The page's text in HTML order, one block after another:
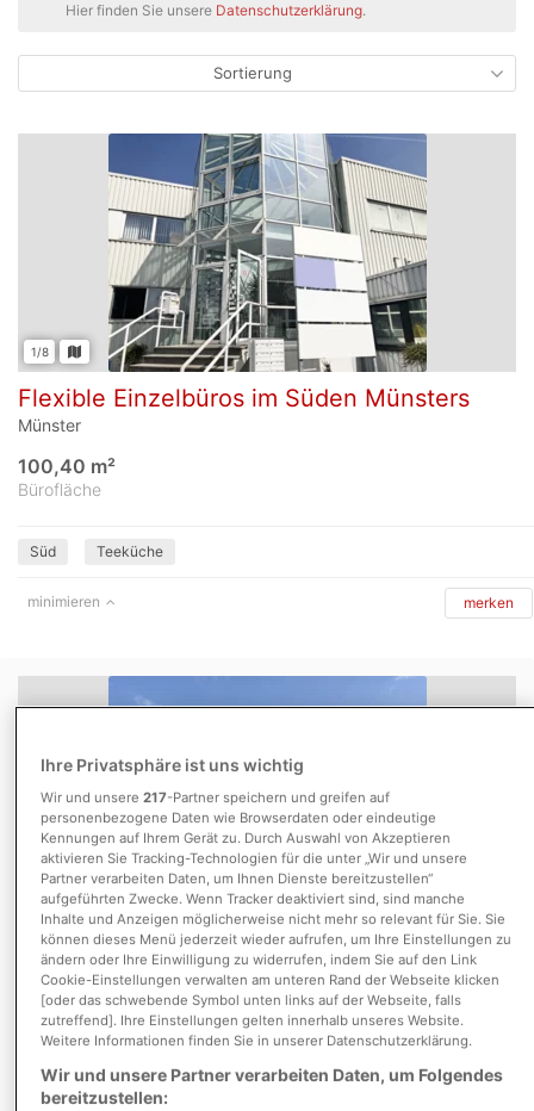
Hier finden Sie unsere Datenschutzerklärung.
Sortierung
1/8
Flexible Einzelbüros im Süden Münsters
Münster
Bürofläche
100,40 m²
Süd Teeküche
minimieren merken
1/10
Zwei Büroetagen im Hiltruper Gewerbegebiet
Münster-Hiltrup
Preis pro m²
8,65 €
Kaltmiete
1.850 €
Bürofläche
214 m²
Einbauküche Zentralheizung
Ihre Privatsphäre ist uns wichtig
Wir und unsere 217-Partner speichern und greifen auf
personenbezogene Daten wie Browserdaten oder eindeutige
Kennungen auf Ihrem Gerät zu. Durch Auswahl von Akzeptieren
aktivieren Sie Tracking-Technologien für die unter „Wir und unsere
Partner verarbeiten Daten, um Ihnen Dienste bereitzustellen“
aufgeführten Zwecke. Wenn Tracker deaktiviert sind, sind manche
Inhalte und Anzeigen möglicherweise nicht mehr so relevant für Sie. Sie
können dieses Menü jederzeit wieder aufrufen, um Ihre Einstellungen zu
ändern oder Ihre Einwilligung zu widerrufen, indem Sie auf den Link
Cookie-Einstellungen verwalten am unteren Rand der Webseite klicken
[oder das schwebende Symbol unten links auf der Webseite, falls
zutreffend]. Ihre Einstellungen gelten innerhalb unseres Website.
Weitere Informationen finden Sie in unserer Datenschutzerklärung.
Wir und unsere Partner verarbeiten Daten, um Folgendes
bereitzustellen: